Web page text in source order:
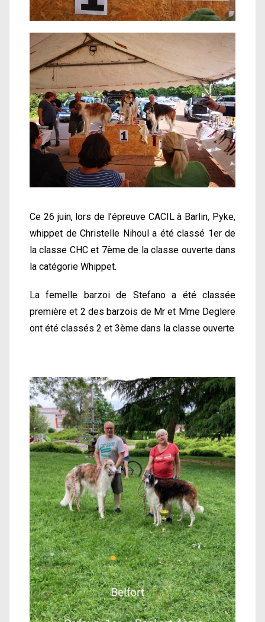
Ce 26 juin, lors de l’épreuve CACIL à Barlin, Pyke,
whippet de Christelle Nihoul a été classé 1er de
la classe CHC et 7ème de la classe ouverte dans
la catégorie Whippet.
La femelle barzoi de Stefano a été classée
première et 2 des barzois de Mr et Mme Deglere
ont été classés 2 et 3ème dans la classe ouverte